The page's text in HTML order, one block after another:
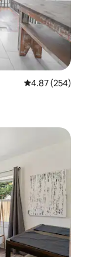
Ukadiriaji wa
4.87 (254)